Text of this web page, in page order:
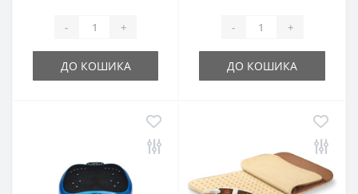
- +
ДО КОШИКА
- +
ДО КОШИКА